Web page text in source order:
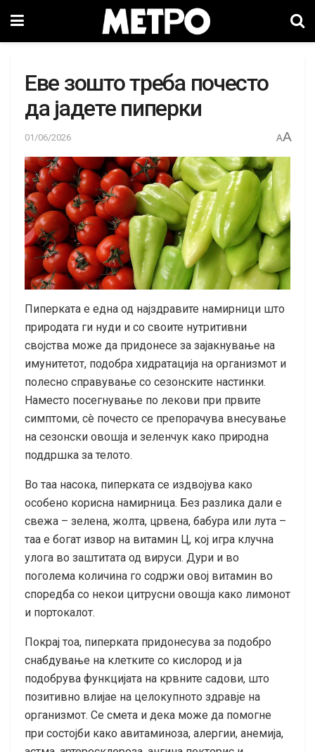
Еве зошто треба почесто
да јадете пиперки
01/06/2026 AA
Пиперката е една од најздравите намирници што
природата ги нуди и со своите нутритивни
својства може да придонесе за зајакнување на
имунитетот, подобра хидратација на организмот и
полесно справување со сезонските настинки.
Наместо посегнување по лекови при првите
симптоми, сè почесто се препорачува внесување
на сезонски овошја и зеленчук како природна
поддршка за телото.
Во таа насока, пиперката се издвојува како
особено корисна намирница. Без разлика дали е
свежа – зелена, жолта, црвена, бабура или лута –
таа е богат извор на витамин Ц, кој игра клучна
улога во заштитата од вируси. Дури и во
поголема количина го содржи овој витамин во
споредба со некои цитрусни овошја како лимонот
и портокалот.
Покрај тоа, пиперката придонесува за подобро
снабдување на клетките со кислород и ја
подобрува функцијата на крвните садови, што
позитивно влијае на целокупното здравје на
организмот. Се смета и дека може да помогне
при состојби како авитаминоза, алергии, анемија,